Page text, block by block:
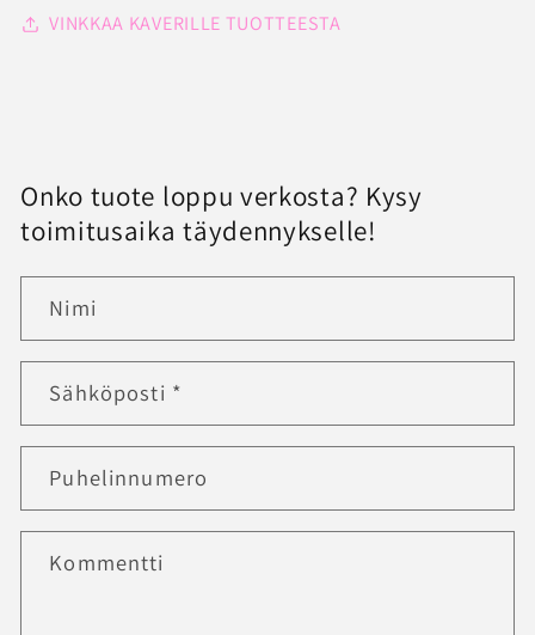
VINKKAA KAVERILLE TUOTTEESTA
Onko tuote loppu verkosta? Kysy
toimitusaika täydennykselle!
Nimi
Sähköposti *
Puhelinnumero
Kommentti